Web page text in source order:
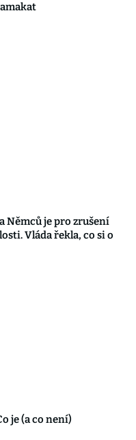
Němců je pro zrušení
Vláda řekla, co si o
je (a co není)